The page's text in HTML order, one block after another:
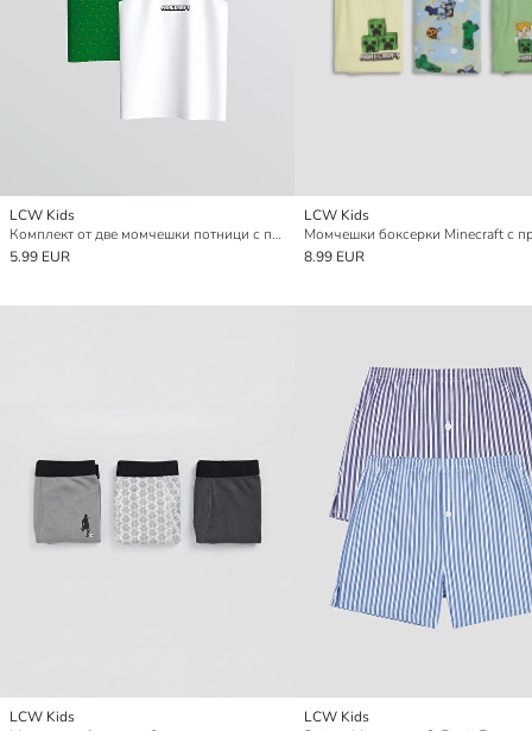
LCW Kids
Комплект от две момчешки потници с принт на Minecraft
5.99 EUR
LCW Kids
8.99 EUR
LCW Kids
LCW Kids